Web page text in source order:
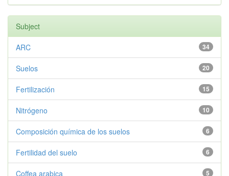
Subject
34
ARC
20
Suelos
15
Fertilización
10
Nitrógeno
6
Composición química de los suelos
6
Fertilidad del suelo
5
Coffea arabica